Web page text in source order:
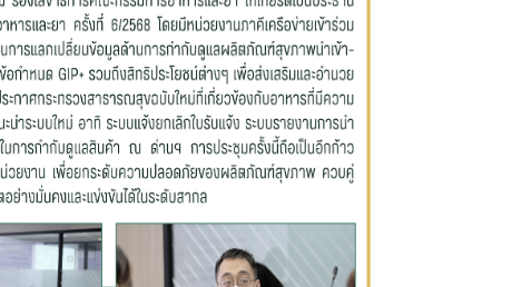
กฎหมาย